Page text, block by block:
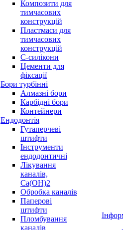
Композити для
тимчасових
конструкцій
Пластмаси для
тимчасових
конструкцій
С-силікони
Цементи для
фіксації
Бори турбінні
Алмазні бори
Карбідні бори
Контейнери
Ендодонтія
Гутаперчеві
штифти
Інструменти
ендодонтичні
Лікування
каналів,
Ca(OH)2
Обробка каналів
Паперові
штифти
Пломбування
каналів